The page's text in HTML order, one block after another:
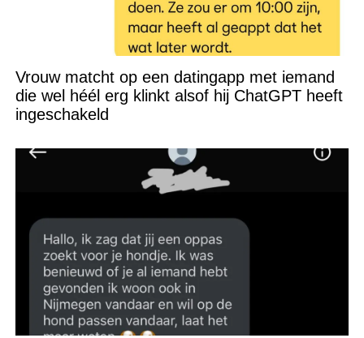
Vrouw matcht op een datingapp met iemand
die wel héél erg klinkt alsof hij ChatGPT heeft
ingeschakeld